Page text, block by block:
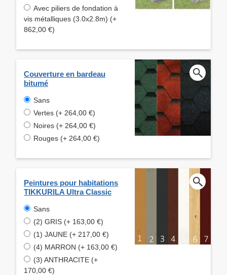
Avec piliers de fondation à
vis métalliques (3.0x2.8m) (+
862,00 €)
Couverture en bardeau
bitumé
Sans
Vertes (+ 264,00 €)
Noires (+ 264,00 €)
Rouges (+ 264,00 €)
Peintures pour habitations
TIKKURILA Ultra Classic
Sans
(2) GRIS (+ 163,00 €)
(1) JAUNE (+ 217,00 €)
(4) MARRON (+ 163,00 €)
(3) ANTHRACITE (+
170,00 €)